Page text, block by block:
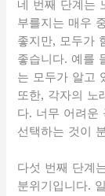
네 번째 단계는
부를지는 매우
좋지만, 모두가
좋습니다. 예를
는 모두가 알고
또한, 각자의 노
다. 너무 어려운
선택하는 것이
다섯 번째 단계
분위기입니다.